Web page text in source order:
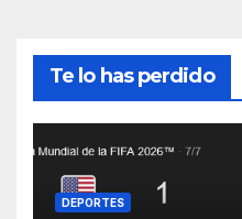
Te lo has perdido
DEPORTES